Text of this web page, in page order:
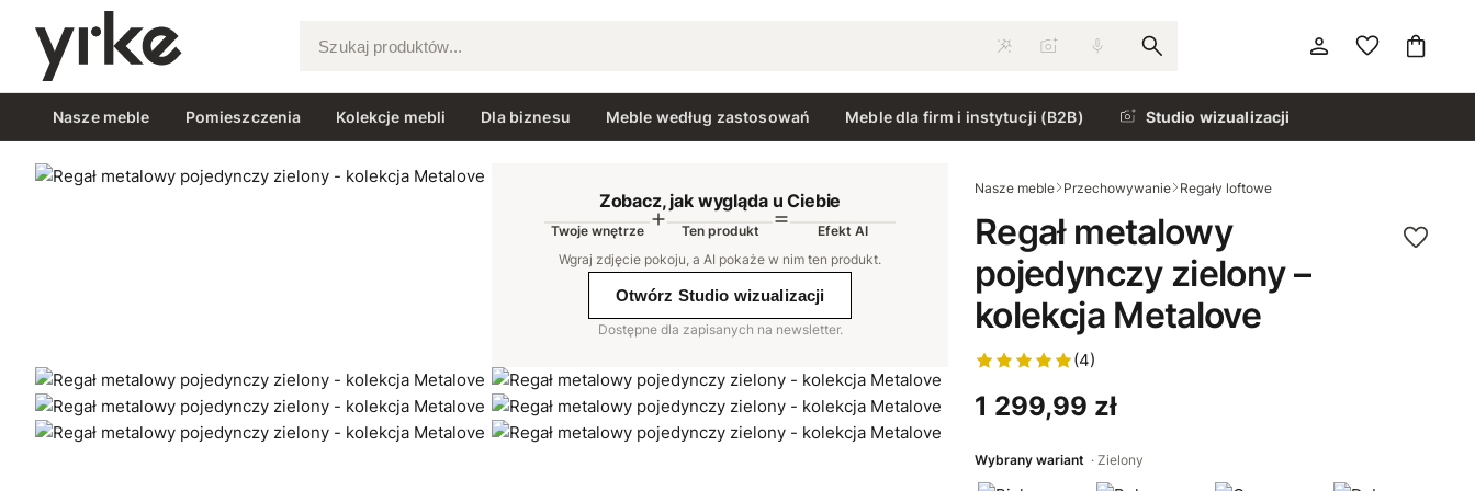
Szukaj produktów...
Nasze meble Pomieszczenia Kolekcje mebli Dla biznesu Meble według zastosowań Meble dla firm i instytucji (B2B) Studio wizualizacji
Zobacz, jak wygląda u Ciebie
Twoje wnętrze Ten produkt
Efekt AI
Wgraj zdjęcie pokoju, a AI pokaże w nim ten produkt.
Otwórz Studio wizualizacji
Dostępne dla zapisanych na newsletter.
Nasze meble Przechowywanie Regały loftowe
Regał metalowy
pojedynczy zielony –
kolekcja Metalove
(4)
1 299,99 zł
Wybrany wariant Zielony